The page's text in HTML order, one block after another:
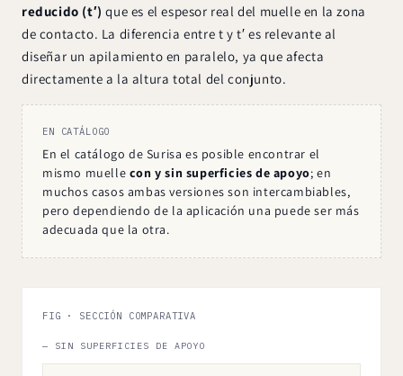
reducido (t′) que es el espesor real del muelle en la zona
de contacto. La diferencia entre t y t′ es relevante al
diseñar un apilamiento en paralelo, ya que afecta
directamente a la altura total del conjunto.
EN CATÁLOGO
En el catálogo de Surisa es posible encontrar el
mismo muelle con y sin superficies de apoyo; en
muchos casos ambas versiones son intercambiables,
pero dependiendo de la aplicación una puede ser más
adecuada que la otra.
FIG · SECCIÓN COMPARATIVA
— SIN SUPERFICIES DE APOYO